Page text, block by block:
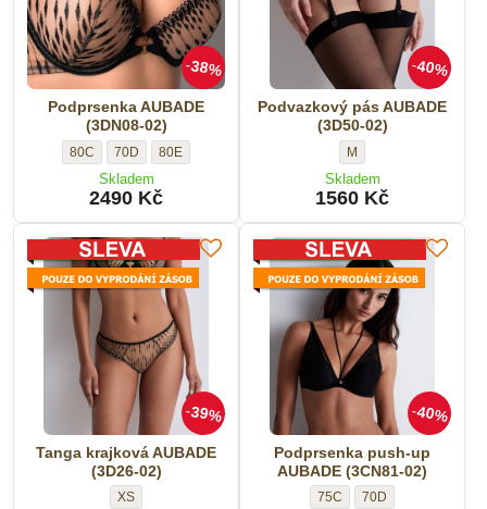
38%
Podprsenka AUBADE
(3DN08-02)
Podprsenka
AUBADE
(3DN08-
-
Velikost:
80C
Podprsenka
AUBADE
(3DN08-
-
Velikost:
70D
Podprsenka
(3DN08-
-
Velikost:
80E
Skladem
2490 Kč
40%
Podvazkový pás AUBADE
(3D50-02)
Podvazkový
pás
AUBADE
02)
-
Velikost:
M
Skladem
1560 Kč
39%
Tanga krajková AUBADE
(3D26-02)
Tanga
XS
40%
Podprsenka push-up
AUBADE (3CN81-02)
Podprsenka
75C
Podprsenka
70D